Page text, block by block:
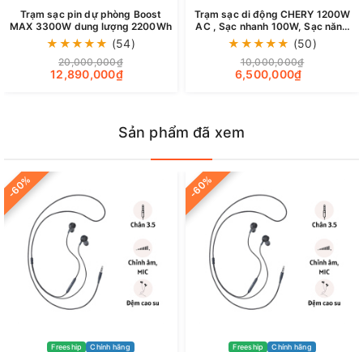
Phần dây được bọc vải chống rối và chống đứt gập,
tăng độ bền bỉ cũng như cầm rất thích tay.
Trạm sạc pin dự phòng Boost
MAX 3300W dung lượng 2200Wh
★ ★★★★ (54)
20,000,000₫
12,890,000₫
Trạm sạc di động CHERY 1200W
AC , Sạc nhanh 100W, Sạc năng
lượng mặt trời 200W
★ ★★★★ (50)
10,000,000₫
6,500,000₫
Sản phẩm đã xem
-60%
Freeship Chính hãng
-60%
Freeship Chính hãng